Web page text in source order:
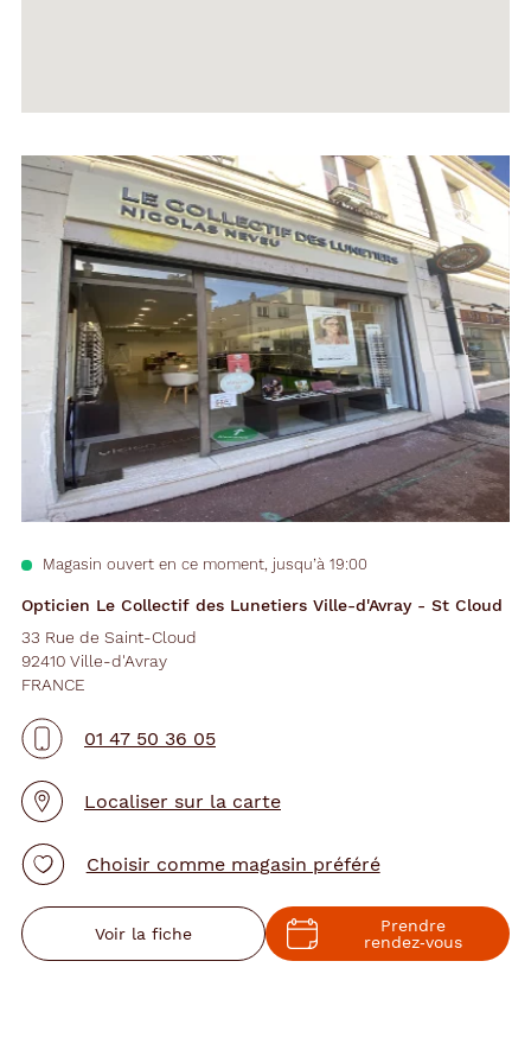
Voir
fiche
Opticien Le Collectif des Lunetiers Ville-d'Avray - St Cloud
Magasin ouvert en ce moment, jusqu’à 19:00
33 Rue de Saint-Cloud
92410 Ville-d'Avray
FRANCE
01 47 50 36 05
Localiser sur la carte
Choisir comme magasin préféré
Voir la fiche
Prendre
rendez‑vous